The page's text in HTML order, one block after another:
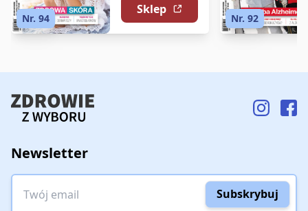
Nr. 94
Sklep
Nr. 92
Newsletter
Subskrybuj